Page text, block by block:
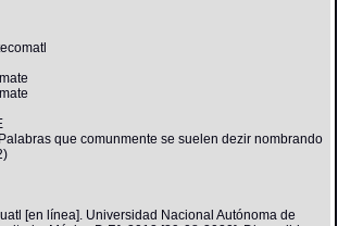
que comunmente se suelen dezir nombrando
[en línea]. Universidad Nacional Autónoma de